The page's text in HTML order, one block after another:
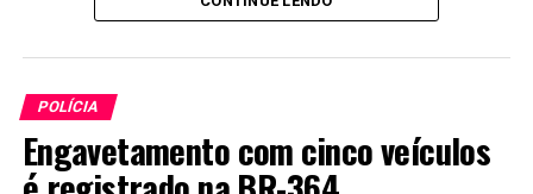
POLÍCIA
Engavetamento com cinco veículos